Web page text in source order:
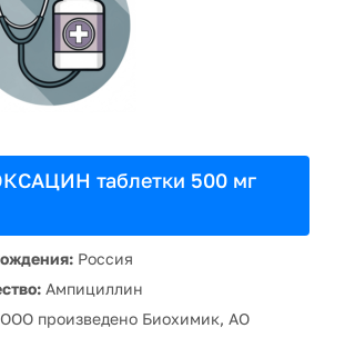
таблетки 500 мг
Россия
Ампициллин
произведено Биохимик, АО